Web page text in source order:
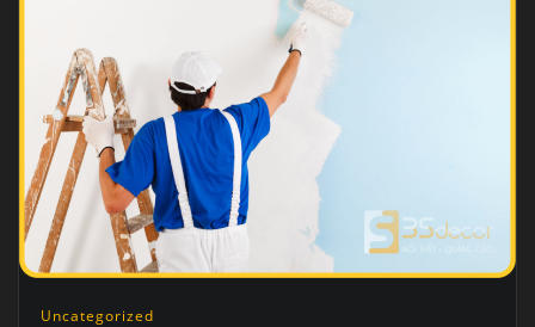
Uncategorized